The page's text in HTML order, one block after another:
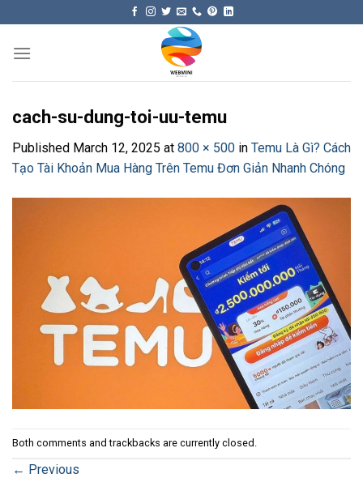
content
cach-su-dung-toi-uu-temu
Published March 12, 2025 at 800 × 500 in Temu Là Gì? Cách
Tạo Tài Khoản Mua Hàng Trên Temu Đơn Giản Nhanh Chóng
Both comments and trackbacks are currently closed.
← Previous